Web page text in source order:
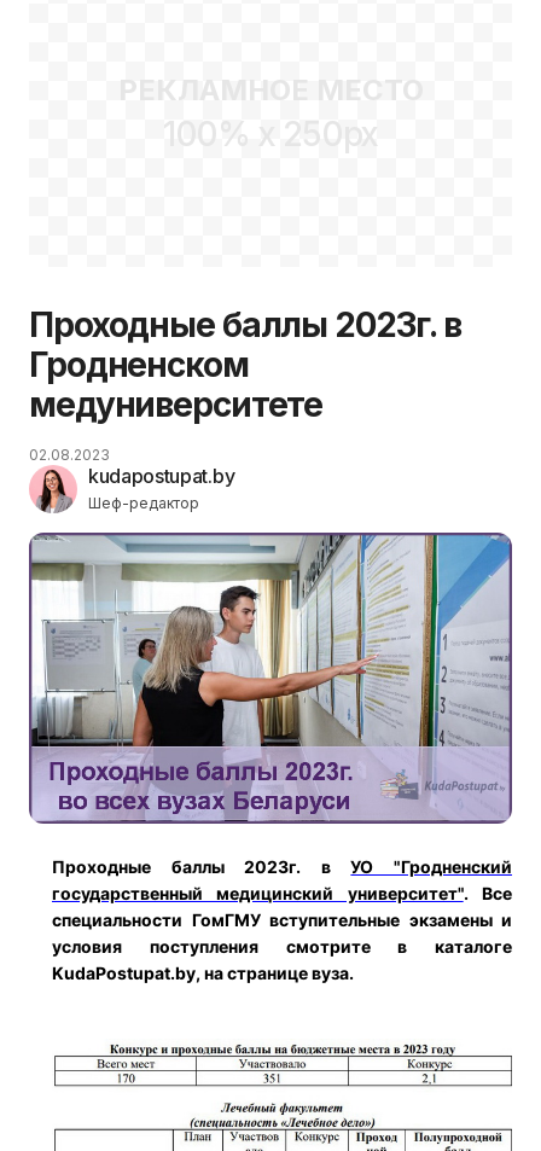
РЕКЛАМНОЕ МЕСТО
100% x 250px
Проходные баллы 2023г. в
Гродненском
медуниверситете
kudapostupat.by
Шеф-редактор
02.08.2023
Проходные баллы 2023г. вУО "Гродненский
государственный медицинский университет". Все
специальности ГомГМУ вступительные экзамены и
условия поступления смотрите в каталоге
KudaPostupat.by, на странице вуза.